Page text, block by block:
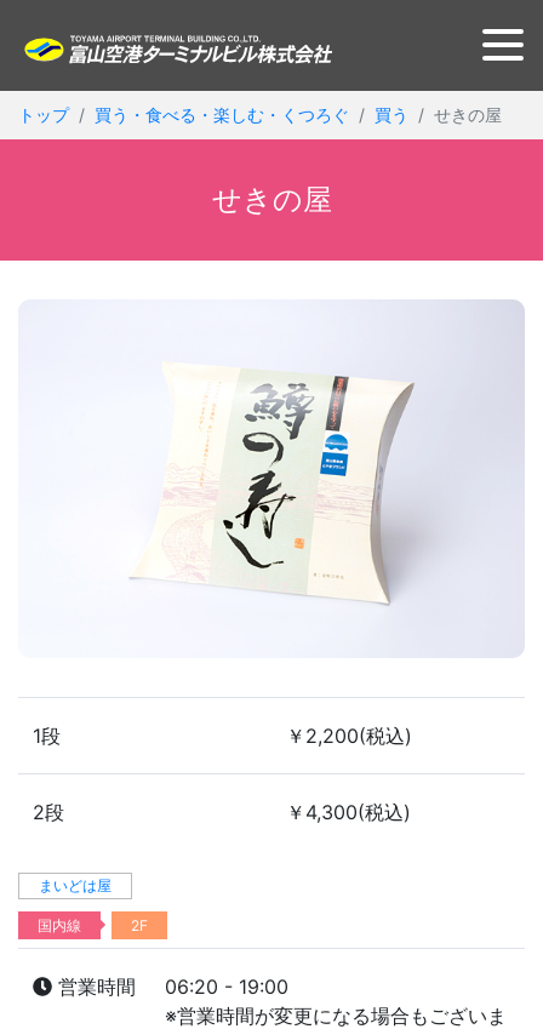
トップ 買う・食べる・楽しむ・くつろぐ 買う せきの屋
せきの屋
1段 ￥2,200(税込)
2段 ￥4,300(税込)
まいどは屋
国内線 2F
営業時間
06:20 - 19:00
※営業時間が変更になる場合もございま